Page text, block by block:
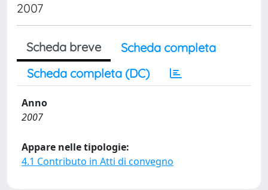
2007
Scheda breve
Scheda completa
Scheda completa (DC)
Anno
2007
Appare nelle tipologie:
4.1 Contributo in Atti di convegno